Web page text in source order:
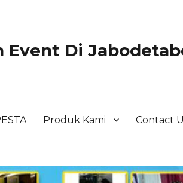
Di
Produk Kami Contact